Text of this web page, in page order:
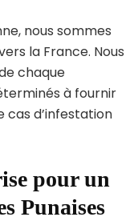
nous sommes
la France. Nous
chaque
à fournir
cas d’infestation
pour un
Punaises